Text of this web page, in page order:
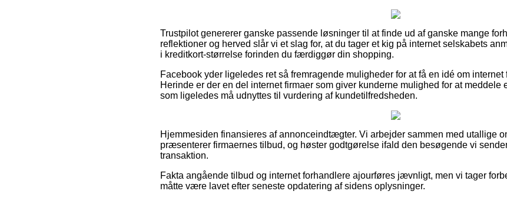
Trustpilot genererer ganske passende løsninger til at finde ud af ganske mange
reflektioner og herved slår vi et slag for, at du tager et kig på internet selskabets
i kreditkort-størrelse forinden du færdiggør din shopping.
Facebook yder ligeledes ret så fremragende muligheder for at få en idé om
Herinde er der en del internet firmaer som giver kunderne mulighed for at meddele
som ligeledes må udnyttes til vurdering af kundetilfredsheden.
Hjemmesiden finansieres af annonceindtægter. Vi arbejder sammen med utallige
præsenterer firmaernes tilbud, og høster godtgørelse ifald den besøgende vi
transaktion.
Fakta angående tilbud og internet forhandlere ajourføres jævnligt, men vi tager
måtte være lavet efter seneste opdatering af sidens oplysninger.